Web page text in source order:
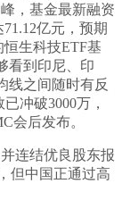
，基金最新融资
亿元，预期
生科技ETF基
看到印尼、印
线之间随时有反
冲破3000万，
会后发布。
连结优良股东报
但中国正通过高